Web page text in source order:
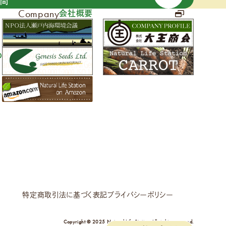
Company会社概要
特定商取引法に基づく表記プライバシーポリシー
Copyright © 2025 Natural Life Station All rights reserved.